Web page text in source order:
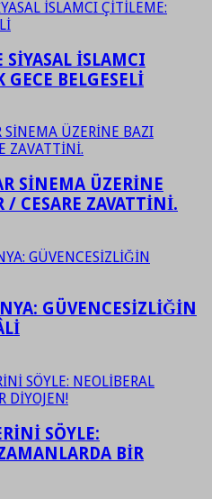
SİYASAL İSLAMCI
BELGESELİ
SİNEMA ÜZERİNE
/ CESARE ZAVATTİNİ.
GÜVENCESİZLİĞİN
SÖYLE:
BİR